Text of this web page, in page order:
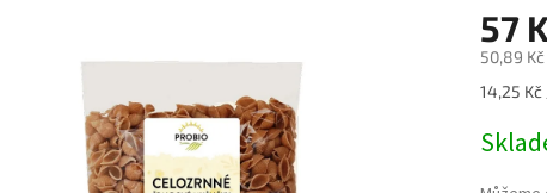
57
50,89 Kč
Měrná
14,25